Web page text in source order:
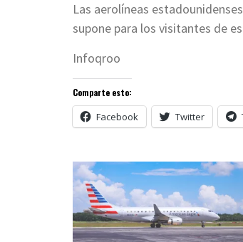
Las aerolíneas
supone para los visitantes de
Infoqroo
Comparte esto:
Facebook Twitter